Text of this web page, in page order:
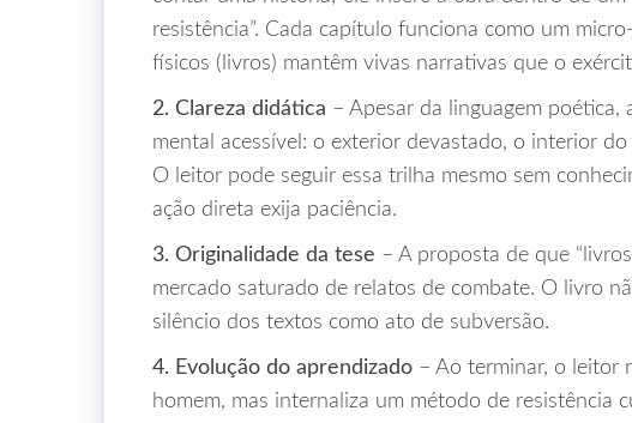
resistência”. Cada capítulo funciona como um
físicos (livros) mantêm vivas narrativas que o
2. Clareza didática – Apesar da linguagem poética,
mental acessível: o exterior devastado, o interior
O leitor pode seguir essa trilha mesmo sem
ação direta exija paciência.
3. Originalidade da tese – A proposta de que
mercado saturado de relatos de combate. O livro
silêncio dos textos como ato de subversão.
4. Evolução do aprendizado – Ao terminar, o leitor
homem, mas internaliza um método de resistência